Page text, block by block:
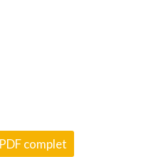
complet